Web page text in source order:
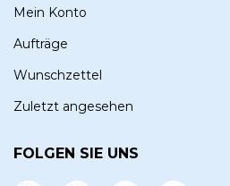
Mein Konto
Aufträge
Wunschzettel
Zuletzt angesehen
FOLGEN SIE UNS